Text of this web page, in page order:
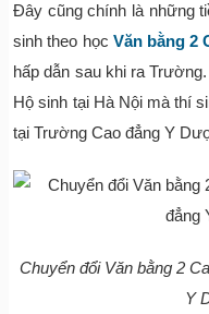
Đây cũng chính là những
sinh theo học Văn bằng 2
hấp dẫn sau khi ra
Hộ sinh tại Hà Nội mà thí
tại Trường Cao đẳng Y
Chuyển đổi Văn bằng 2
Y